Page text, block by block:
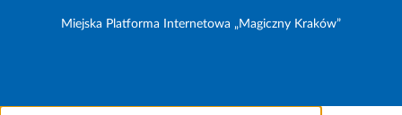
Miejska Platforma Internetowa „Magiczny Kraków”